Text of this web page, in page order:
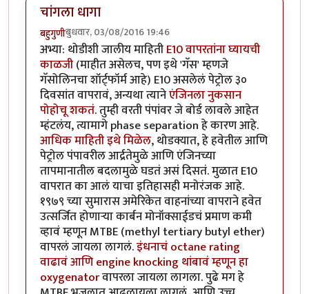
चांगला धागा
बहुगुणीबुधवार, 03/08/2016 19:46
अभ्या: थोडीशी जालीय माहितीE10 वापरतांना घ्यायची
काळजी(माहीत असेलच, पण इथे 'गॅस' म्हणजे
गॅसोलिनचा शॉर्ट्फॉर्म आहे) E10 असलेलं पेट्रोल ३०
दिवसांत वापरावं, अन्यथा त्यानेएंजिनला नुकसान
पोहोचू शकतं. तुम्ही वरती पंपांवर जे बोर्ड लावले आहेत
म्हंटलंय, त्यामागे phase separation हे कारण आहे.
आधिक माहिती इथे मिळेल, थोडक्यात, हे हवेतील आणि
पेट्रोल पंपावरील आर्द्रतेमुळे आणि एंजिनच्या
तापमानातील बदलामुळे घडतं असं दिसतं. मुळात E10
वापरात का आलं याचा इतिहासही मनोरंजक आहे.
१९७९ च्या सुमारास अमेरिकेत वाहनांच्या वापराने हवेत
उत्सर्जित होणार्‍या कार्बन मोनॉक्साईडचं प्रमाण कमी
व्हावं म्हणून MTBE (methyl tertiary butyl ether)
वापरलं जायला लागलं.इंधनाचं octane rating
वाढावं आणि engine knocking थांबावं म्हणून हा
oxygenatorवापरला जायला लागला. पुढे मग हे